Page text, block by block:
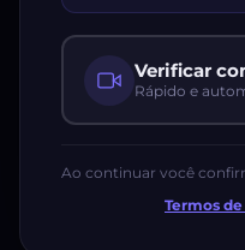
Verificar
Rápido e
Ao continuar você
Termos de